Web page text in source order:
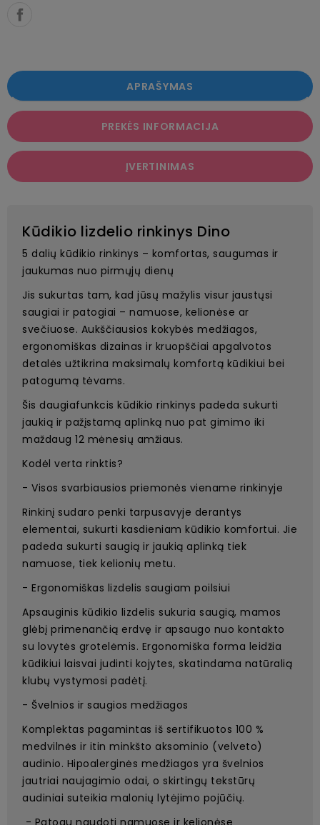
APRAŠYMAS
PREKĖS INFORMACIJA
ĮVERTINIMAS
Kūdikio lizdelio rinkinys Dino
5 dalių kūdikio rinkinys – komfortas, saugumas ir
jaukumas nuo pirmųjų dienų
Jis sukurtas tam, kad jūsų mažylis visur jaustųsi
saugiai ir patogiai – namuose, kelionėse ar
svečiuose. Aukščiausios kokybės medžiagos,
ergonomiškas dizainas ir kruopščiai apgalvotos
detalės užtikrina maksimalų komfortą kūdikiui bei
patogumą tėvams.
Šis daugiafunkcis kūdikio rinkinys padeda sukurti
jaukią ir pažįstamą aplinką nuo pat gimimo iki
maždaug 12 mėnesių amžiaus.
Kodėl verta rinktis?
- Visos svarbiausios priemonės viename rinkinyje
Rinkinį sudaro penki tarpusavyje derantys
elementai, sukurti kasdieniam kūdikio komfortui. Jie
padeda sukurti saugią ir jaukią aplinką tiek
namuose, tiek kelionių metu.
- Ergonomiškas lizdelis saugiam poilsiui
Apsauginis kūdikio lizdelis sukuria saugią, mamos
glėbį primenančią erdvę ir apsaugo nuo kontakto
su lovytės grotelėmis. Ergonomiška forma leidžia
kūdikiui laisvai judinti kojytes, skatindama natūralią
klubų vystymosi padėtį.
- Švelnios ir saugios medžiagos
Komplektas pagamintas iš sertifikuotos 100 %
medvilnės ir itin minkšto aksominio (velveto)
audinio. Hipoalerginės medžiagos yra švelnios
jautriai naujagimio odai, o skirtingų tekstūrų
audiniai suteikia malonių lytėjimo pojūčių.
- Patogu naudoti namuose ir kelionėse